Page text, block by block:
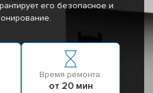
его безопасное и
Время ремонта:
от 20 мин